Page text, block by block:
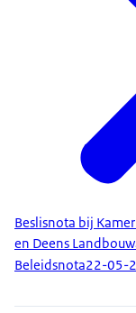
Beslisnota bij
en Deens
Beleidsnota22-05-